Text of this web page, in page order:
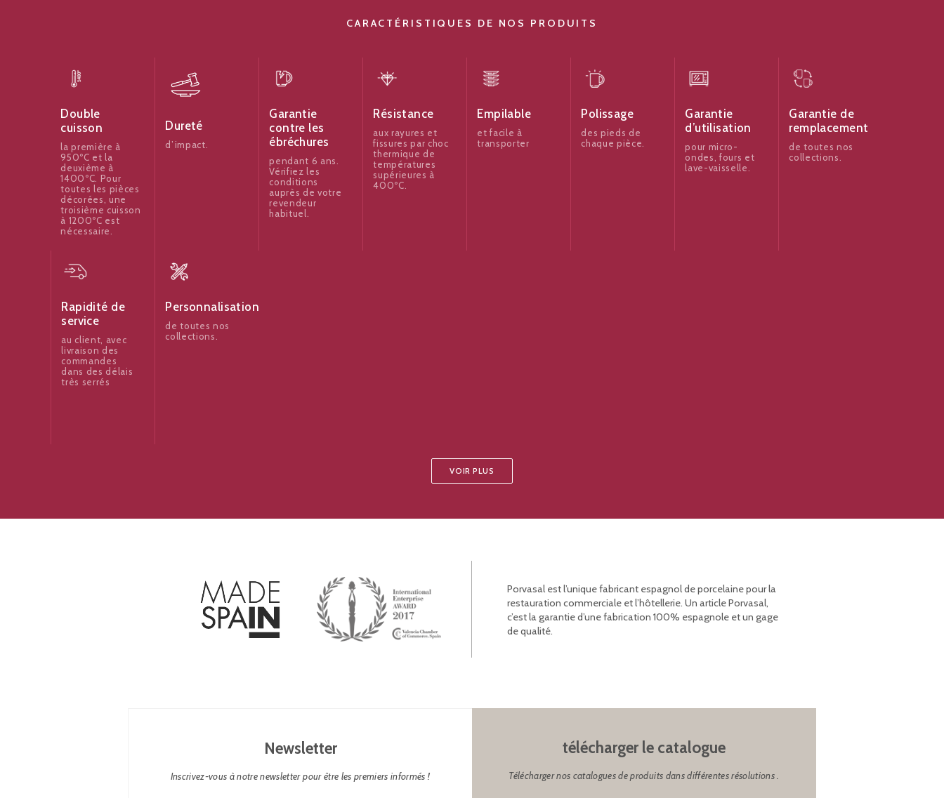
CARACTÉRISTIQUES DE NOS PRODUITS
Double
cuisson
la première à
950ºC et la
deuxième à
1400ºC. Pour
toutes les pièces
décorées, une
troisième cuisson
à 1200ºC est
nécessaire.
Dureté
d’impact.
Garantie
contre les
ébréchures
pendant 6 ans.
Vérifiez les
conditions
auprès de votre
revendeur
habituel.
Résistance
aux rayures et
fissures par choc
thermique de
températures
supérieures à
400ºC.
Empilable
et facile à
transporter
Polissage
des pieds de
chaque pièce.
Garantie
d’utilisation
pour micro-
ondes, fours et
lave-vaisselle.
Garantie de
remplacement
de toutes nos
collections.
Rapidité de
service
au client, avec
livraison des
commandes
dans des délais
très serrés
Personnalisation
de toutes nos
collections.
VOIR PLUS
Porvasal est l’unique fabricant espagnol de porcelaine pour la
restauration commerciale et l’hôtellerie. Un article Porvasal,
c’est la garantie d’une fabrication 100% espagnole et un gage
de qualité.
Newsletter
Inscrivez-vous à notre newsletter pour être les premiers informés !
télécharger le catalogue
Télécharger nos catalogues de produits dans différentes résolutions .